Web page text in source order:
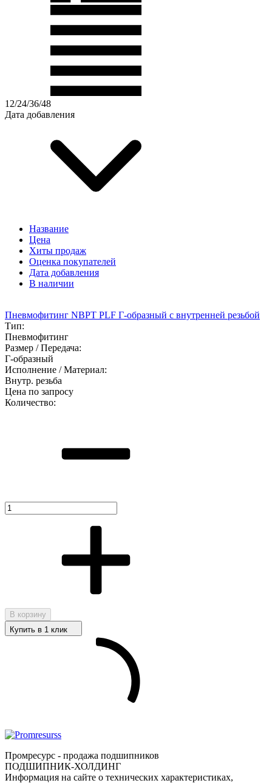
12/24/36/48
Дата добавления
Название
Цена
Хиты продаж
Оценка покупателей
Дата добавления
В наличии
Пневмофитинг NBPT PLF Г-образный с внутренней резьбой
Тип:
Пневмофитинг
Размер / Передача:
Г-образный
Исполнение / Материал:
Внутр. резьба
Цена по запросу
Количество:
В корзину
Купить в 1 клик
Промресурс - продажа подшипников
ПОДШИПНИК-ХОЛДИНГ
Информация на сайте о технических характеристиках,